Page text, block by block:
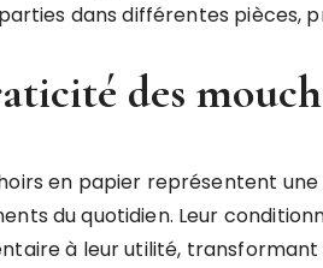
dans différentes pièces,
des
en papier représentent
du quotidien. Leur
à leur utilité,